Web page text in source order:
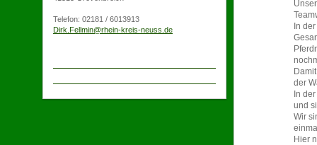
Telefon: 02181 / 6013913
Dirk.Fellmin@rhein-kreis-neuss.de
In
der
In
und
Wir
Hier